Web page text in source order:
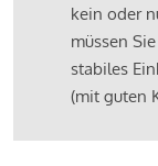
kein oder
müssen
stabiles
(mit guten